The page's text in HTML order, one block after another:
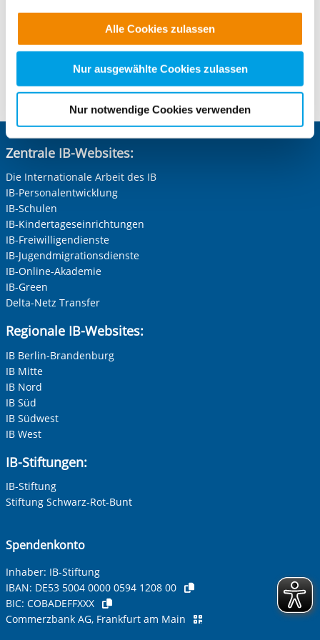
Funktionen für diese Zwecke aktiviert sind, müssen Sie
alle Cookie-Kategorien auswählen. Sie können mittels
nachfolgender Buttons über Ihre Einwilligung für diese
Zwecke entscheiden und Ihre erteilte Einwilligung stets
für die Zukunft widerrufen. Bitte beachten Sie: Ihre
Cookies, die erforderlich zur Bereitstellung der von Ihnen
aufgerufenen und somit gewünschten Website-
Funktionen sind. Diese Cookies setzen wir aufgrund
berechtigter Interessen und daher unabhängig von einer
Einwilligung.
Alle Cookies zulassen
Nur ausgewählte Cookies zulassen
Nur notwendige Cookies verwenden
Telefon:+49 69 94545-126
E-Mail schreiben
Zentrale IB-Websites:
Die Internationale Arbeit des IB
IB-Personalentwicklung
IB-Schulen
IB-Kindertageseinrichtungen
IB-Freiwilligendienste
IB-Jugendmigrationsdienste
IB-Online-Akademie
IB-Green
Delta-Netz Transfer
Regionale IB-Websites:
IB Berlin-Brandenburg
IB Mitte
IB Nord
IB Süd
IB Südwest
IB West
IB-Stiftungen:
IB-Stiftung
Stiftung Schwarz-Rot-Bunt
Spendenkonto
Inhaber: IB-Stiftung
IBAN: DE53 5004 0000 0594 1208 00
BIC: COBADEFFXXX
Commerzbank AG, Frankfurt am Main